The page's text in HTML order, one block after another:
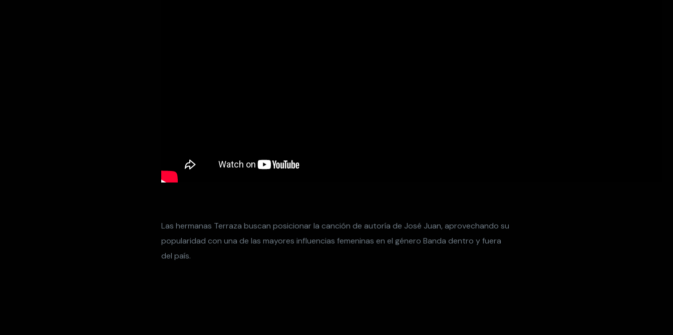
Las hermanas Terraza buscan posicionar la canción de autoría de José Juan, aprovechando su
popularidad con una de las mayores influencias femeninas en el género Banda dentro y fuera
del país.